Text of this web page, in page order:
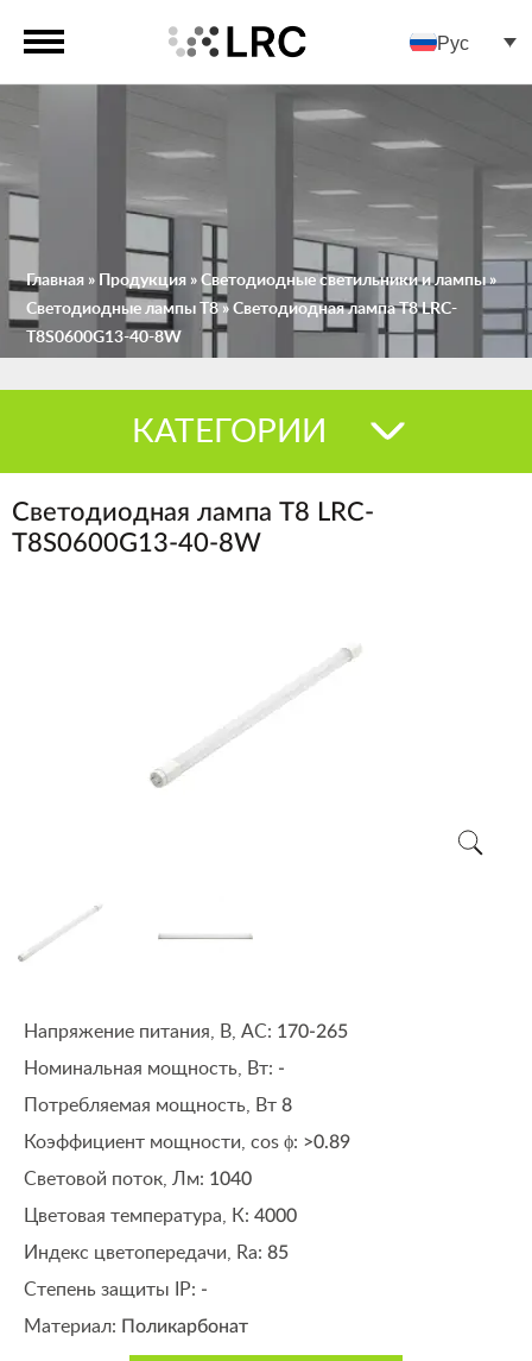
Рус
Главная » Продукция » Светодиодные светильники и лампы»
Светодиодные лампы Т8 » Светодиодная лампа Т8 LRC-
T8S0600G13-40-8W
КАТЕГОРИИ
Светодиодная лампа Т8 LRC-
T8S0600G13-40-8W
Напряжение питания, В, АС: 170-265
Номинальная мощность, Вт: -
Потребляемая мощность, Вт 8
Коэффициент мощности, cos ϕ: >0.89
Световой поток, Лм: 1040
Цветовая температура, К: 4000
Индекс цветопередачи, Ra: 85
Степень защиты IP: -
Материал: Поликарбонат